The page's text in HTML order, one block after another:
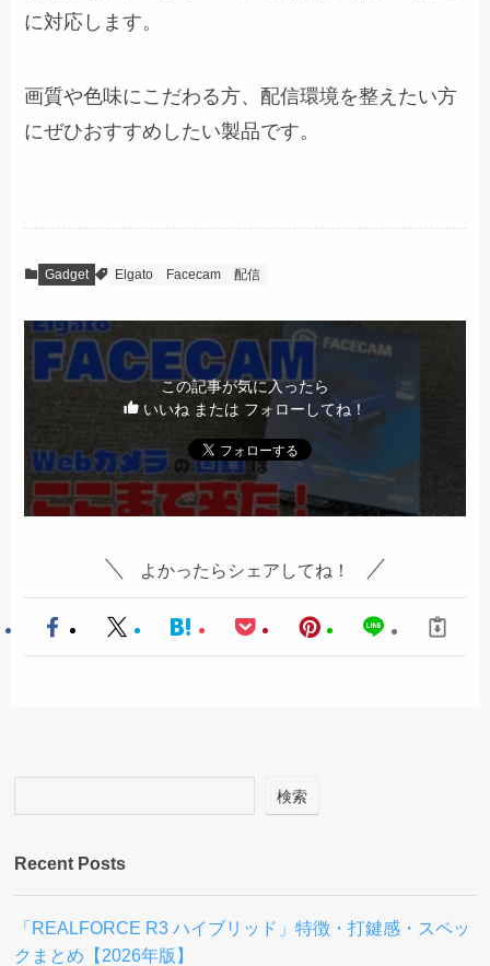
に対応します。
画質や色味にこだわる方、配信環境を整えたい方
にぜひおすすめしたい製品です。
Gadget Elgato Facecam 配信
この記事が気に入ったら
いいね または フォローしてね！
よかったらシェアしてね！
検索
Recent Posts
「REALFORCE R3 ハイブリッド」特徴・打鍵感・スペッ
クまとめ【2026年版】